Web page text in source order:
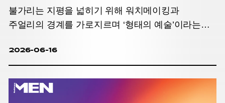
불가리는 지평을 넓히기 위해 워치메이킹과
주얼리의 경계를 가로지르며 ‘형태의 예술’이라는
2026-06-16